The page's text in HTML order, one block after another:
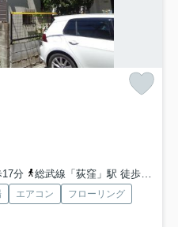
分
総武線「荻窪」駅 徒歩17分
エアコン
フローリング